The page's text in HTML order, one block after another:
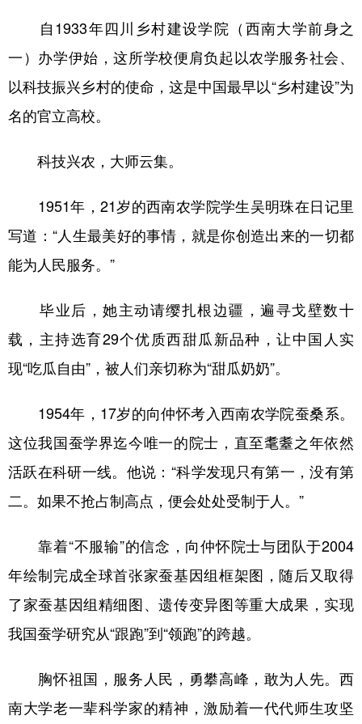
自1933年四川乡村建设学院（西南大学前身之
一）办学伊始，这所学校便肩负起以农学服务社会、
以科技振兴乡村的使命，这是中国最早以“乡村建设”为
名的官立高校。
科技兴农，大师云集。
1951年，21岁的西南农学院学生吴明珠在日记里
写道：“人生最美好的事情，就是你创造出来的一切都
能为人民服务。”
毕业后，她主动请缨扎根边疆，遍寻戈壁数十
载，主持选育29个优质西甜瓜新品种，让中国人实
现“吃瓜自由”，被人们亲切称为“甜瓜奶奶”。
1954年，17岁的向仲怀考入西南农学院蚕桑系。
这位我国蚕学界迄今唯一的院士，直至耄耋之年依然
活跃在科研一线。他说：“科学发现只有第一，没有第
二。如果不抢占制高点，便会处处受制于人。”
靠着“不服输”的信念，向仲怀院士与团队于2004
年绘制完成全球首张家蚕基因组框架图，随后又取得
了家蚕基因组精细图、遗传变异图等重大成果，实现
我国蚕学研究从“跟跑”到“领跑”的跨越。
胸怀祖国，服务人民，勇攀高峰，敢为人先。西
南大学老一辈科学家的精神，激励着一代代师生攻坚